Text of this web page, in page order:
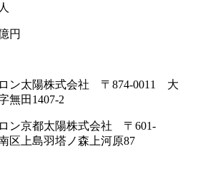
円
ン太陽株式会社 〒874-0011 大
無田1407-2
陽株式会社 〒601-
区上島羽塔ノ森上河原87